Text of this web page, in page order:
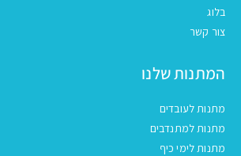
בלוג
צור קשר
המתנות שלנו
מתנות לעובדים
מתנות למתנדבים
מתנות לימי כיף